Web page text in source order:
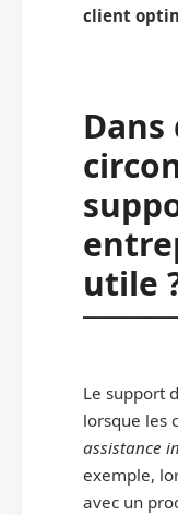
client
utile
Le support
lorsque les
assistance
exemple,
avec un